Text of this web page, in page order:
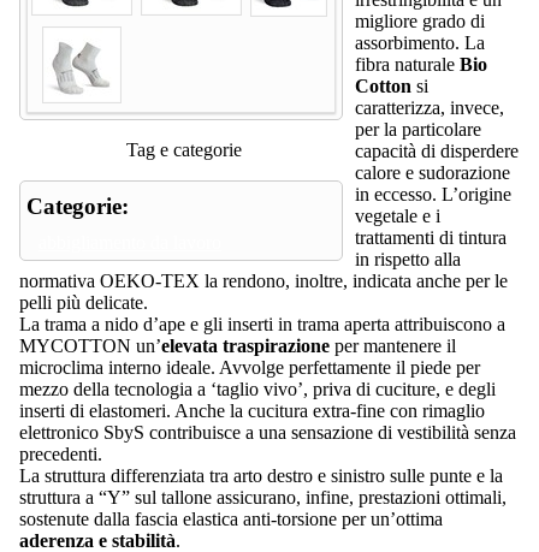
Tag e categorie
Categorie:
migliore grado di
assorbimento. La
fibra naturale Bio
Cotton si
caratterizza, invece,
per la particolare
capacità di disperdere
calore e sudorazione
in eccesso. L’origine
vegetale e i
trattamenti di tintura
in rispetto alla
normativa OEKO-TEX la rendono, inoltre, indicata anche per le
pelli più delicate.
La trama a nido d’ape e gli inserti in trama aperta attribuiscono a
MYCOTTON un’elevata traspirazione per mantenere il
microclima interno ideale. Avvolge perfettamente il piede per
mezzo della tecnologia a ‘taglio vivo’, priva di cuciture, e degli
inserti di elastomeri. Anche la cucitura extra-fine con rimaglio
elettronico SbyS contribuisce a una sensazione di vestibilità senza
precedenti.
La struttura differenziata tra arto destro e sinistro sulle punte e la
struttura a “Y” sul tallone assicurano, infine, prestazioni ottimali,
sostenute dalla fascia elastica anti-torsione per un’ottima
aderenza e stabilità.